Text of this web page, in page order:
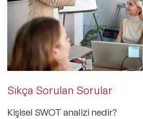
Sıkça Sorulan Sorular
Kişisel SWOT analizi nedir?